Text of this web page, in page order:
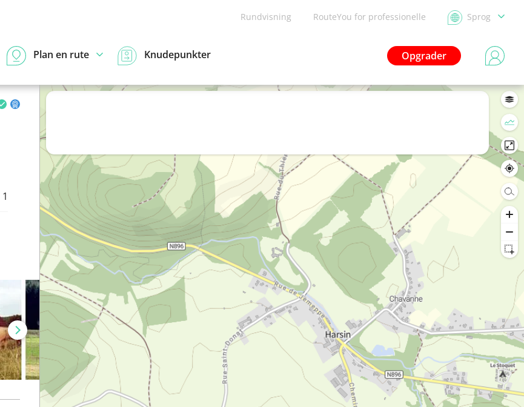
Rundvisning RouteYou for professionelle Sprog
Opgrader
Plan en rute Knudepunkter
1